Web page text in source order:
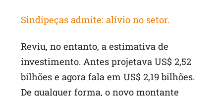
Sindipeças admite: alívio no setor.
Reviu, no entanto, a estimativa de
investimento. Antes projetava US$ 2,52
bilhões e agora fala em US$ 2,19 bilhões.
De qualquer forma, o novo montante